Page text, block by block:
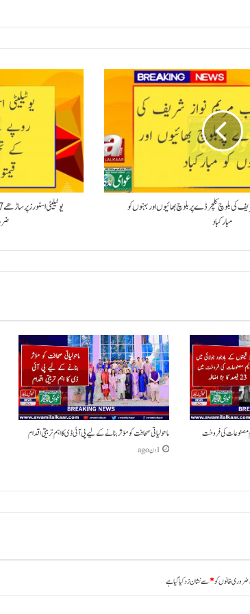
کی بلوچ کلچر ڈ ے پربلوچ بھائیوں اور بہنوں کو
مبارکباد
مصنوعات کی فروخت
ماحولیاتی صحافت کو مؤثر بنانے کے لیے پی آئی ڈی کا اہم تربیتی اقدام
1 دن ago
ضروری خانوں کو*سے نشان زد کیا گیا ہے